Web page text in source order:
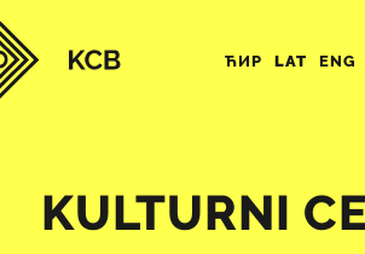
ЋИР LAT ENG
KULTURNI